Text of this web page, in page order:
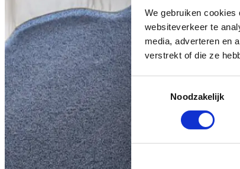
We gebruiken
websiteverkeer te
media, adverteren en
verstrekt of die ze
Toestemmingsselectie
Noodzakelijk